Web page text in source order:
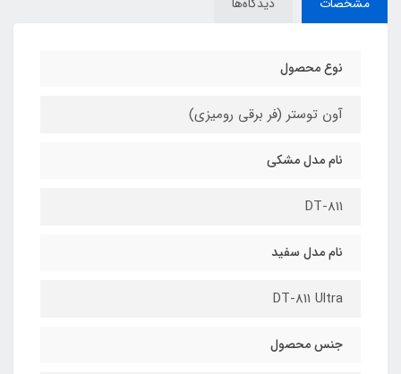
نوع محصول
آون توستر (فر برقی رومیزی)
نام مدل مشکی
DT-811
نام مدل سفید
DT-811 Ultra
جنس محصول